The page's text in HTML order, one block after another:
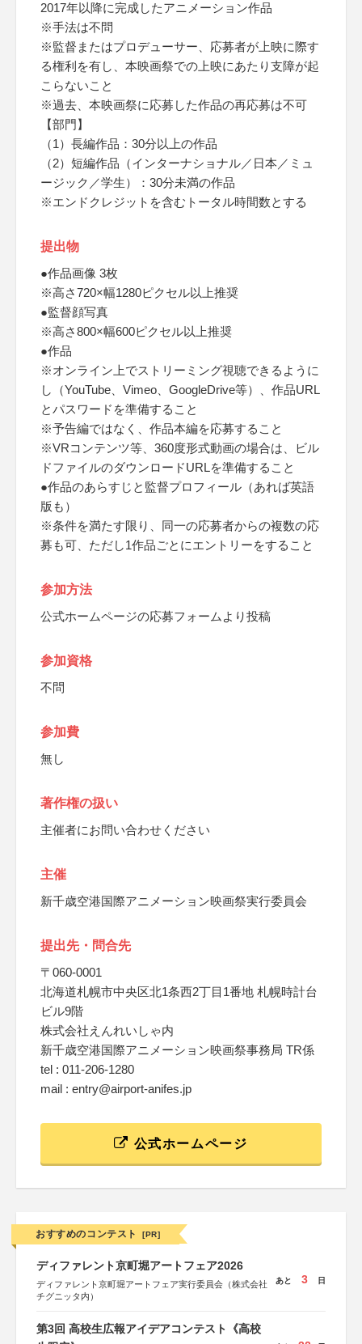
2017年以降に完成したアニメーション作品
※手法は不問
※監督またはプロデューサー、応募者が上映に際す
る権利を有し、本映画祭での上映にあたり支障が起
こらないこと
※過去、本映画祭に応募した作品の再応募は不可
【部門】
（1）長編作品：30分以上の作品
（2）短編作品（インターナショナル／日本／ミュ
ージック／学生）：30分未満の作品
※エンドクレジットを含むトータル時間数とする
提出物
●作品画像 3枚
※高さ720×幅1280ピクセル以上推奨
●監督顔写真
※高さ800×幅600ピクセル以上推奨
●作品
※オンライン上でストリーミング視聴できるように
し（YouTube、Vimeo、GoogleDrive等）、作品URL
とパスワードを準備すること
※予告編ではなく、作品本編を応募すること
※VRコンテンツ等、360度形式動画の場合は、ビル
ドファイルのダウンロードURLを準備すること
●作品のあらすじと監督プロフィール（あれば英語
版も）
※条件を満たす限り、同一の応募者からの複数の応
募も可、ただし1作品ごとにエントリーをすること
参加方法
公式ホームページの応募フォームより投稿
参加資格
不問
参加費
無し
著作権の扱い
主催者にお問い合わせください
主催
新千歳空港国際アニメーション映画祭実行委員会
提出先・問合先
〒060-0001
北海道札幌市中央区北1条西2丁目1番地 札幌時計台
ビル9階
株式会社えんれいしゃ内
新千歳空港国際アニメーション映画祭事務局 TR係
tel : 011-206-1280
mail : entry@airport-anifes.jp
公式ホームページ
おすすめのコンテスト [PR]
ディファレント京町堀アートフェア2026
ディファレント京町堀アートフェア実行委員会（株式会社
チグニッタ内）
あと 3 日
第3回 高校生広報アイデアコンテスト《高校